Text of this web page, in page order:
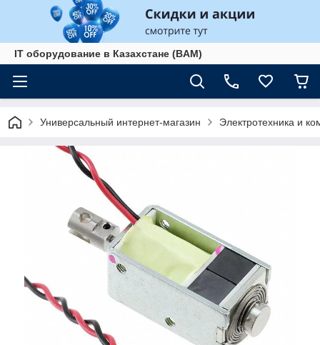
IT оборудование в Казахстане (BAM)
Универсальный интернет-магазин Электротехника и